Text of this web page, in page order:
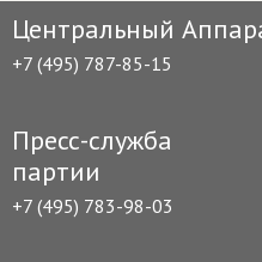
Центральный
+7 (495) 787-85-15
Пресс-служба
партии
+7 (495) 783-98-03